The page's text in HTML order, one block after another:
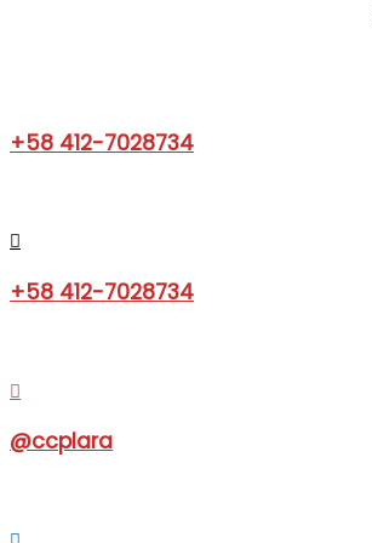
+58 412-7028734
+58 412-7028734
@ccplara